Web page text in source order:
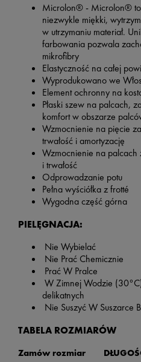
Microlon® - Microlon®
niezwykle miękki,
w utrzymaniu materiał.
farbowania pozwala
mikrofibry
Elastyczność na całej
Wyprodukowano we
Element ochronny na
Płaski szew na palcach,
komfort w obszarze
Wzmocnienie na pięcie
trwałość i amortyzację
Wzmocnienie na
i trwałość
Odprowadzanie potu
Pełna wyściółka z frotté
Wygodna część górna
PIELĘGNACJA:
Nie Wybielać
Nie Prać Chemicznie
Prać W Pralce
W Zimnej Wodzie
delikatnych
Nie Suszyć W Suszarce
TABELA ROZMIARÓW
Zamów rozmiar